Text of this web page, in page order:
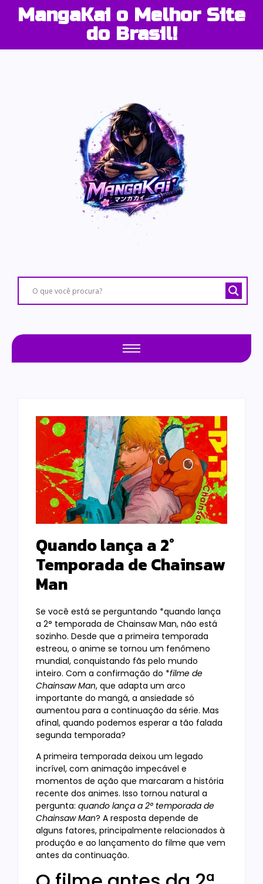
MangaKai o Melhor Site
do Brasil!
Quando lança a 2°
Temporada de Chainsaw
Man
Se você está se perguntando *quando lança
a 2° temporada de Chainsaw Man, não está
sozinho. Desde que a primeira temporada
estreou, o anime se tornou um fenômeno
mundial, conquistando fãs pelo mundo
inteiro. Com a confirmação do *filme de
Chainsaw Man, que adapta um arco
importante do mangá, a ansiedade só
aumentou para a continuação da série. Mas
afinal, quando podemos esperar a tão falada
segunda temporada?
A primeira temporada deixou um legado
incrível, com animação impecável e
momentos de ação que marcaram a história
recente dos animes. Isso tornou natural a
pergunta: quando lança a 2° temporada de
Chainsaw Man? A resposta depende de
alguns fatores, principalmente relacionados à
produção e ao lançamento do filme que vem
antes da continuação.